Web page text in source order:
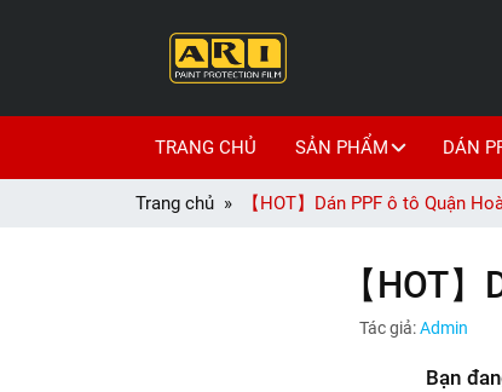
TRANG CHỦ SẢN PHẨM DÁN
Trang chủ 【HOT】Dán PPF ô tô Quận
【HOT
Tác giả:Admin
Bạn